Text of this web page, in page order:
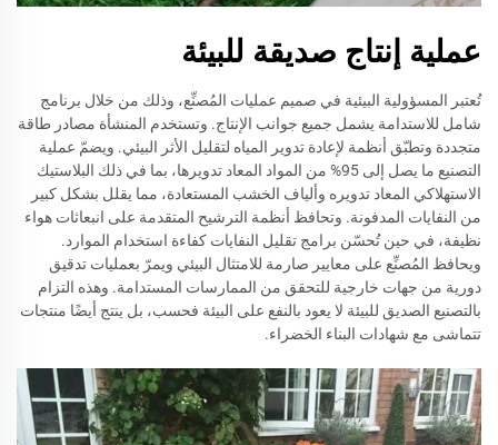
عملية إنتاج صديقة للبيئة
تُعتبر المسؤولية البيئية في صميم عمليات المُصنِّع، وذلك من خلال برنامج
شامل للاستدامة يشمل جميع جوانب الإنتاج. وتستخدم المنشأة مصادر طاقة
متجددة وتطبّق أنظمة لإعادة تدوير المياه لتقليل الأثر البيئي. ويضمّ عملية
التصنيع ما يصل إلى 95% من المواد المعاد تدويرها، بما في ذلك البلاستيك
الاستهلاكي المعاد تدويره وألياف الخشب المستعادة، مما يقلل بشكل كبير
من النفايات المدفونة. وتحافظ أنظمة الترشيح المتقدمة على انبعاثات هواء
نظيفة، في حين تُحسّن برامج تقليل النفايات كفاءة استخدام الموارد.
ويحافظ المُصنِّع على معايير صارمة للامتثال البيئي ويمرّ بعمليات تدقيق
دورية من جهات خارجية للتحقق من الممارسات المستدامة. وهذه التزام
بالتصنيع الصديق للبيئة لا يعود بالنفع على البيئة فحسب، بل ينتج أيضًا منتجات
تتماشى مع شهادات البناء الخضراء.